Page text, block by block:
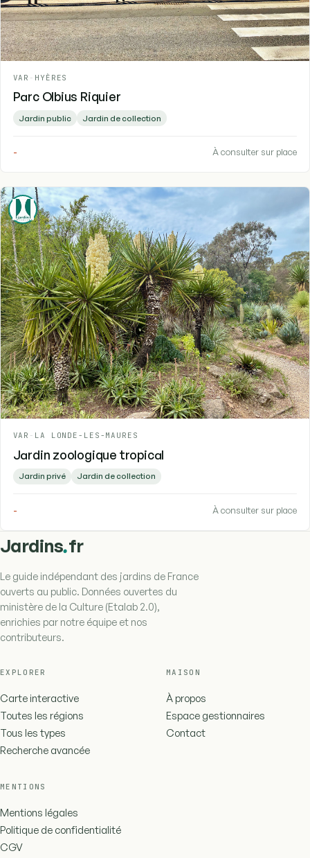
VAR - HYÈRES
Parc Olbius Riquier
Jardin public Jardin de collection
- À consulter sur place
VAR - LA LONDE-LES-MAURES
Jardin zoologique tropical
Jardin privé Jardin de collection
- À consulter sur place
Jardins.fr
Le guide indépendant des jardins de France
ouverts au public. Données ouvertes du
ministère de la Culture (Etalab 2.0),
enrichies par notre équipe et nos
contributeurs.
EXPLORER
Carte interactive
Toutes les régions
Tous les types
Recherche avancée
MAISON
À propos
Espace gestionnaires
Contact
MENTIONS
Mentions légales
Politique de confidentialité
CGV